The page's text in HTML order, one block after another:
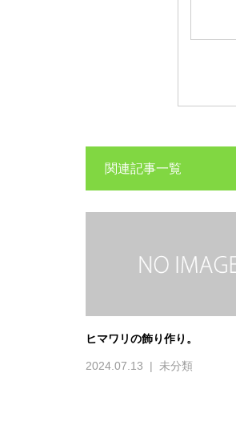
関連記事一覧
ヒマワリの飾り作り。
2024.07.13 未分類